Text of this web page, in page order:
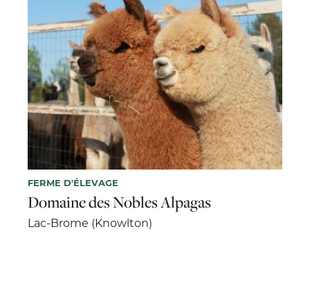
FERME D'ÉLEVAGE
Domaine des Nobles Alpagas
Lac-Brome (Knowlton)